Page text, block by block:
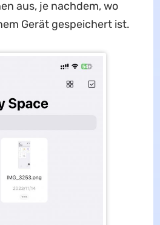
aus, je nachdem, wo
Gerät gespeichert ist.